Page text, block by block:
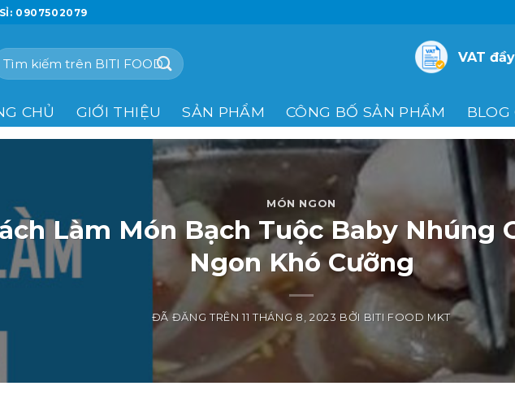
SỈ: 0907502079
VAT
CHỦ GIỚI THIỆU SẢN PHẨM CÔNG BỐ SẢN PHẨM BLOG
MÓN NGON
Làm Món Bạch Tuộc Baby Nhúng
Ngon Khó Cưỡng
ĐÃ ĐĂNG TRÊN11 THÁNG 8, 2023 BỞI BITI FOOD MKT